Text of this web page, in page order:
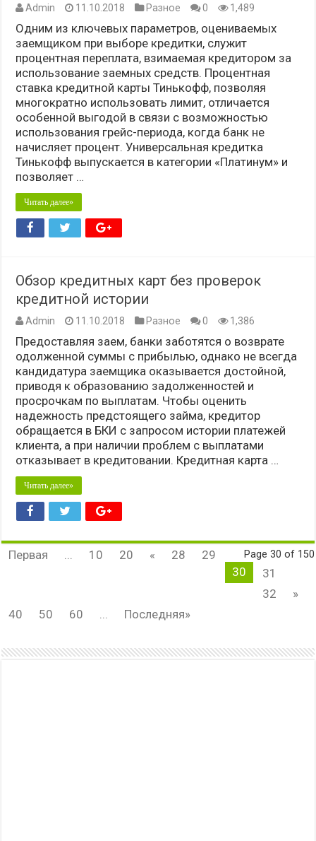
Admin 11.10.2018 Разное 0 1,489
Одним из ключевых параметров, оцениваемых
заемщиком при выборе кредитки, служит
процентная переплата, взимаемая кредитором за
использование заемных средств. Процентная
ставка кредитной карты Тинькофф, позволяя
многократно использовать лимит, отличается
особенной выгодой в связи с возможностью
использования грейс-периода, когда банк не
начисляет процент. Универсальная кредитка
Тинькофф выпускается в категории «Платинум» и
позволяет …
Читать далее»
Обзор кредитных карт без проверок
кредитной истории
Admin 11.10.2018 Разное 0 1,386
Предоставляя заем, банки заботятся о возврате
одолженной суммы с прибылью, однако не всегда
кандидатура заемщика оказывается достойной,
приводя к образованию задолженностей и
просрочкам по выплатам. Чтобы оценить
надежность предстоящего займа, кредитор
обращается в БКИ с запросом истории платежей
клиента, а при наличии проблем с выплатами
отказывает в кредитовании. Кредитная карта …
Читать далее»
Page 30 of 150
Первая ... 10 20 « 28
29
30
31
32
»
40
50 60 ... Последняя»